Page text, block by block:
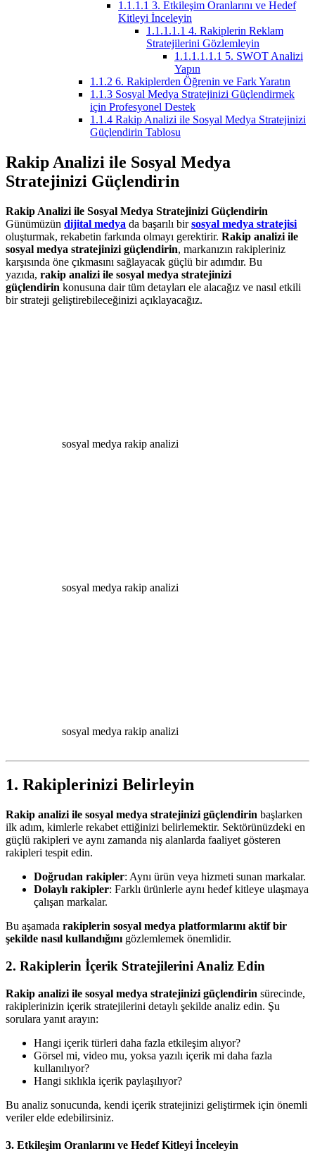
1.1.1.1 3. Etkileşim Oranlarını ve Hedef
Kitleyi İnceleyin
1.1.1.1.1 4. Rakiplerin Reklam
Stratejilerini Gözlemleyin
1.1.1.1.1.1 5. SWOT Analizi
Yapın
1.1.2 6. Rakiplerden Öğrenin ve Fark Yaratın
1.1.3 Sosyal Medya Stratejinizi Güçlendirmek
için Profesyonel Destek
1.1.4 Rakip Analizi ile Sosyal Medya Stratejinizi
Güçlendirin Tablosu
Rakip Analizi ile Sosyal Medya
Stratejinizi Güçlendirin
Rakip Analizi ile Sosyal Medya Stratejinizi Güçlendirin
Günümüzün dijital medya da başarılı birsosyal medya stratejisi
oluşturmak, rekabetin farkında olmayı gerektirir. Rakip analizi ile
sosyal medya stratejinizi güçlendirin, markanızın rakipleriniz
karşısında öne çıkmasını sağlayacak güçlü bir adımdır. Bu
yazıda, rakip analizi ile sosyal medya stratejinizi
güçlendirin konusuna dair tüm detayları ele alacağız ve nasıl etkili
bir strateji geliştirebileceğinizi açıklayacağız.
sosyal medya rakip analizi
sosyal medya rakip analizi
sosyal medya rakip analizi
1. Rakiplerinizi Belirleyin
Rakip analizi ile sosyal medya stratejinizi güçlendirin başlarken
ilk adım, kimlerle rekabet ettiğinizi belirlemektir. Sektörünüzdeki en
güçlü rakipleri ve aynı zamanda niş alanlarda faaliyet gösteren
rakipleri tespit edin.
Doğrudan rakipler: Aynı ürün veya hizmeti sunan markalar.
Dolaylı rakipler: Farklı ürünlerle aynı hedef kitleye ulaşmaya
çalışan markalar.
Bu aşamada rakiplerin sosyal medya platformlarını aktif bir
şekilde nasıl kullandığını gözlemlemek önemlidir.
2. Rakiplerin İçerik Stratejilerini Analiz Edin
Rakip analizi ile sosyal medya stratejinizi güçlendirin sürecinde,
rakiplerinizin içerik stratejilerini detaylı şekilde analiz edin. Şu
sorulara yanıt arayın:
Hangi içerik türleri daha fazla etkileşim alıyor?
Görsel mi, video mu, yoksa yazılı içerik mi daha fazla
kullanılıyor?
Hangi sıklıkla içerik paylaşılıyor?
Bu analiz sonucunda, kendi içerik stratejinizi geliştirmek için önemli
veriler elde edebilirsiniz.
3. Etkileşim Oranlarını ve Hedef Kitleyi İnceleyin